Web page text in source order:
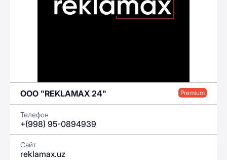
OOO "REKLAMAX 24" Premium
Телефон
+(998) 95-0894939
Сайт
reklamax.uz